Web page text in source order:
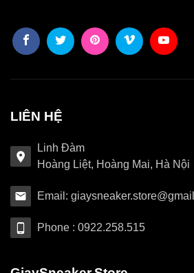
LIÊN HỆ
Linh Đàm
Hoàng Liệt, Hoàng Mai, Hà Nội
Email:
Phone : 0922.258.515